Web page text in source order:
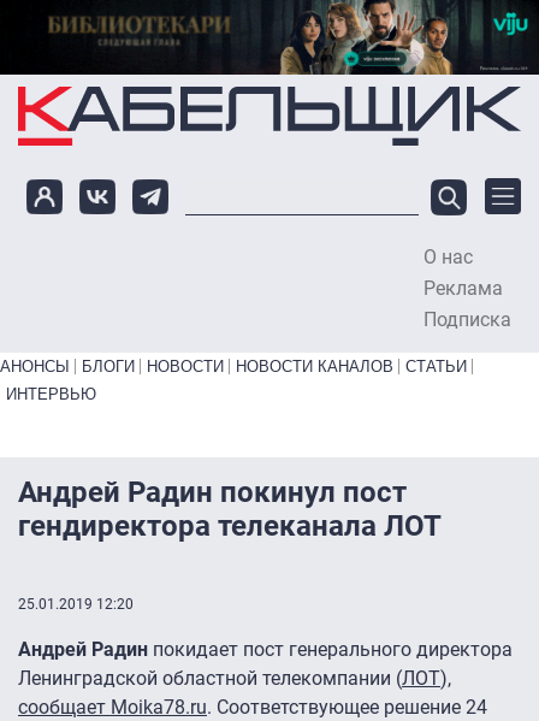
Перейти к основному содержанию
О нас
Реклама
Подписка
Primary links bottom
АНОНСЫ БЛОГИ НОВОСТИ НОВОСТИ КАНАЛОВ
СТАТЬИ
ИНТЕРВЬЮ
Андрей Радин покинул пост
гендиректора телеканала ЛОТ
25.01.2019 12:20
Андрей Радин покидает пост генерального директора
Ленинградской областной телекомпании (ЛОТ),
сообщает Moika78.ru. Соответствующее решение 24